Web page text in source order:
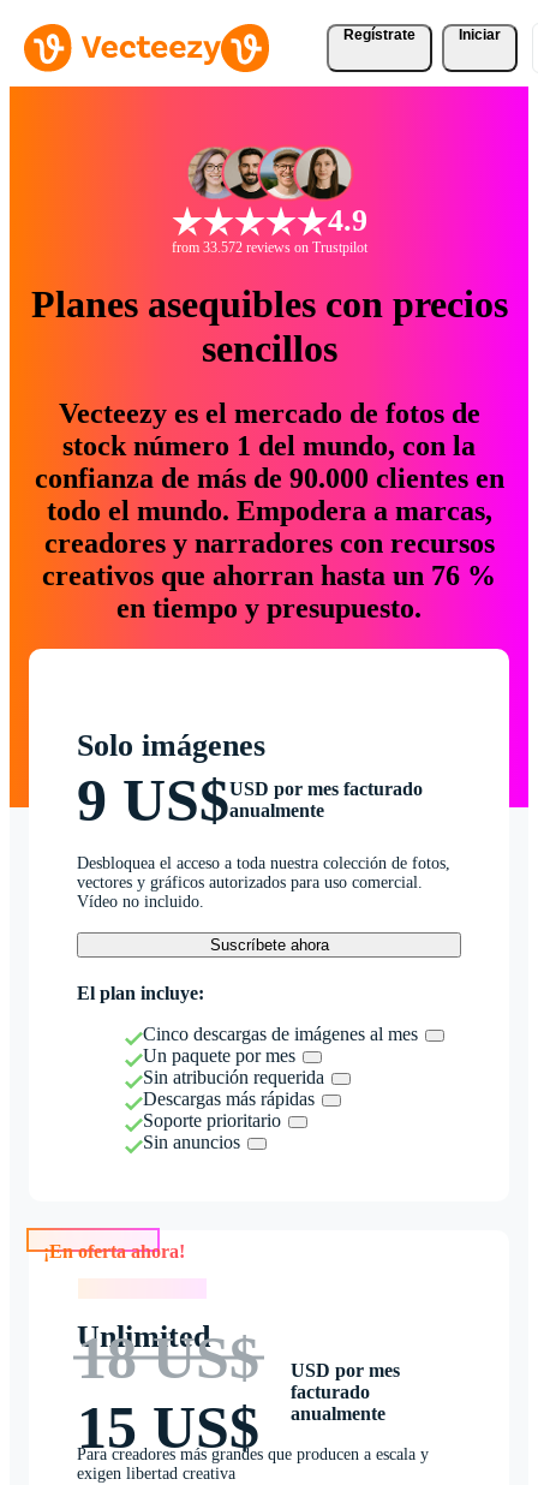
Regístrate Iniciar
4.9
from 33.572 reviews on Trustpilot
Planes asequibles con precios
sencillos
Vecteezy es el mercado de fotos de
stock número 1 del mundo, con la
confianza de más de 90.000 clientes en
todo el mundo. Empodera a marcas,
creadores y narradores con recursos
creativos que ahorran hasta un 76 %
en tiempo y presupuesto.
Solo imágenes
9 US$USD por mes facturado
anualmente
Desbloquea el acceso a toda nuestra colección de fotos,
vectores y gráficos autorizados para uso comercial.
Vídeo no incluido.
Suscríbete ahora
El plan incluye:
Cinco descargas de imágenes al mes
Un paquete por mes
Sin atribución requerida
Descargas más rápidas
Soporte prioritario
Sin anuncios
Unlimited
18 US$
15 US$
USD por mes
facturado
anualmente
Para creadores más grandes que producen a escala y
exigen libertad creativa